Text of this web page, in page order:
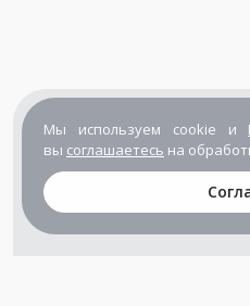
Мы используем cookie и
вы соглашаетесь на